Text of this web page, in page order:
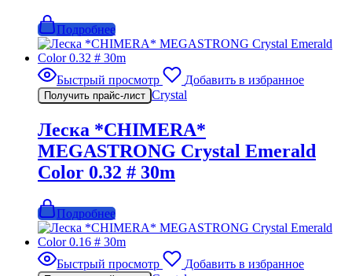
Подробнее
Быстрый просмотр Добавить в избранное
Получить прайс-лист Crystal
Леска *CHIMERA*
MEGASTRONG Crystal Emerald
Color 0.32 # 30m
Подробнее
Быстрый просмотр Добавить в избранное